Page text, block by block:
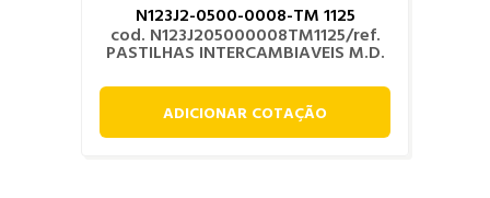
N123J2-0500-0008-TM 1125
cod. N123J205000008TM1125/ref.
PASTILHAS INTERCAMBIAVEIS M.D.
ADICIONAR COTAÇÃO